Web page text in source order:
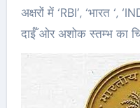
अक्षरों में ‘RBI’, ‘भारत ‘,
दाईँ ओर अशोक स्तम्भ का